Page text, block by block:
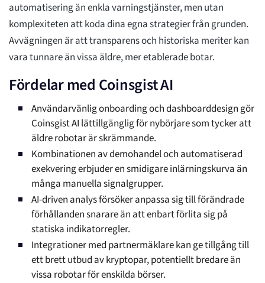
automatisering än enkla varningstjänster, men utan
komplexiteten att koda dina egna strategier från grunden.
Avvägningen är att transparens och historiska meriter kan
vara tunnare än vissa äldre, mer etablerade botar.
Fördelar med Coinsgist AI
Användarvänlig onboarding och dashboarddesign gör
Coinsgist AI lättillgänglig för nybörjare som tycker att
äldre robotar är skrämmande.
Kombinationen av demohandel och automatiserad
exekvering erbjuder en smidigare inlärningskurva än
många manuella signalgrupper.
AI-driven analys försöker anpassa sig till förändrade
förhållanden snarare än att enbart förlita sig på
statiska indikatorregler.
Integrationer med partnermäklare kan ge tillgång till
ett brett utbud av kryptopar, potentiellt bredare än
vissa robotar för enskilda börser.